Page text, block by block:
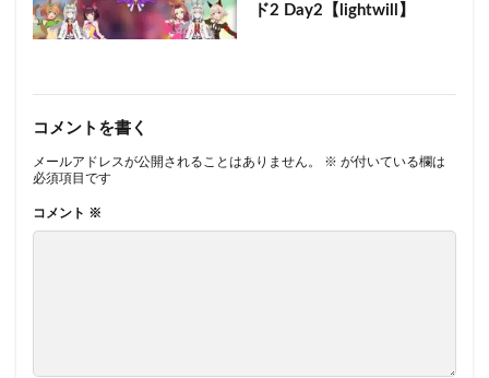
ド2 Day2【lightwill】
コメントを書く
メールアドレスが公開されることはありません。 ※ が付いている欄は
必須項目です
コメント ※